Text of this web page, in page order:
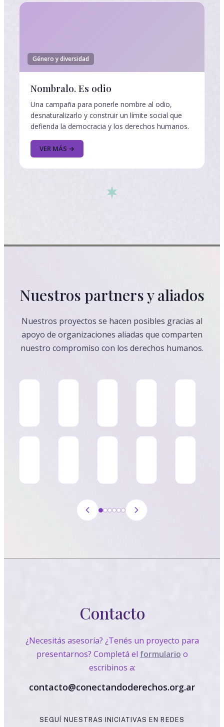
Género y diversidad
Nombralo. Es odio
Una campaña para ponerle nombre al odio,
desnaturalizarlo y construir un límite social que
defienda la democracia y los derechos humanos.
VER MÁS →
Nuestros partners y aliados
Nuestros proyectos se hacen posibles gracias al
apoyo de organizaciones aliadas que comparten
nuestro compromiso con los derechos humanos.
Contacto
¿Necesitás asesoría? ¿Tenés un proyecto para
presentarnos? Completá el formulario o
escribinos a:
contacto@conectandoderechos.org.ar
SEGUÍ NUESTRAS INICIATIVAS EN REDES